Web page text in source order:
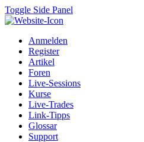
Toggle Side Panel
Anmelden
Register
Artikel
Foren
Live-Sessions
Kurse
Live-Trades
Link-Tipps
Glossar
Support